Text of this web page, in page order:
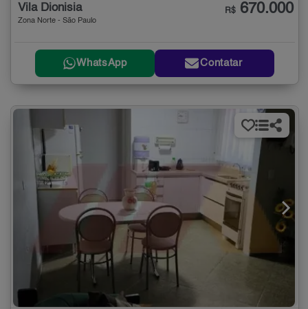
Vila Dionisia
Zona Norte - São Paulo
R$ 670.000
WhatsApp Contatar